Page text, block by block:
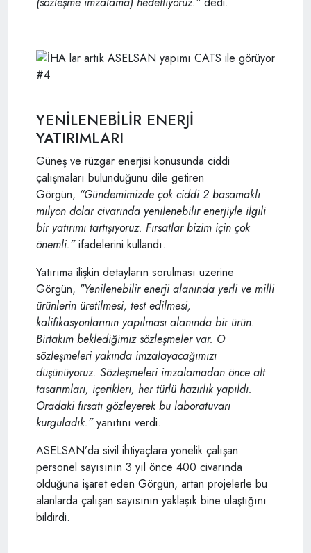
YENİLENEBİLİR ENERJİ
YATIRIMLARI
Güneş ve rüzgar enerjisi konusunda ciddi
çalışmaları bulunduğunu dile getiren
Görgün, “Gündemimizde çok ciddi 2 basamaklı
milyon dolar civarında yenilenebilir enerjiyle ilgili
bir yatırımı tartışıyoruz. Fırsatlar bizim için çok
önemli.”ifadelerini kullandı.
Yatırıma ilişkin detayların sorulması üzerine
Görgün, "Yenilenebilir enerji alanında yerli ve milli
ürünlerin üretilmesi, test edilmesi,
kalifikasyonlarının yapılması alanında bir ürün.
Birtakım beklediğimiz sözleşmeler var. O
sözleşmeleri yakında imzalayacağımızı
düşünüyoruz. Sözleşmeleri imzalamadan önce alt
tasarımları, içerikleri, her türlü hazırlık yapıldı.
Oradaki fırsatı gözleyerek bu laboratuvarı
kurguladık.”yanıtını verdi.
ASELSAN’da sivil ihtiyaçlara yönelik çalışan
personel sayısının 3 yıl önce 400 civarında
olduğuna işaret eden Görgün, artan projelerle bu
alanlarda çalışan sayısının yaklaşık bine ulaştığını
bildirdi.